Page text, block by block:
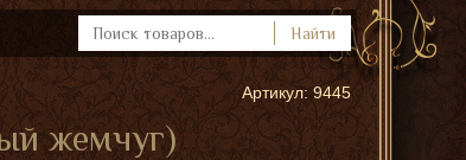
Найти
жемчуг)
Артикул: 9445